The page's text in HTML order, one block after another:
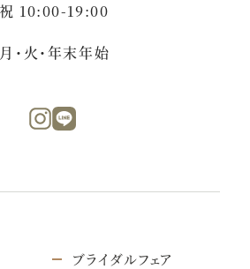
10:00-19:00
・火・年末年始
ブライダルフェア